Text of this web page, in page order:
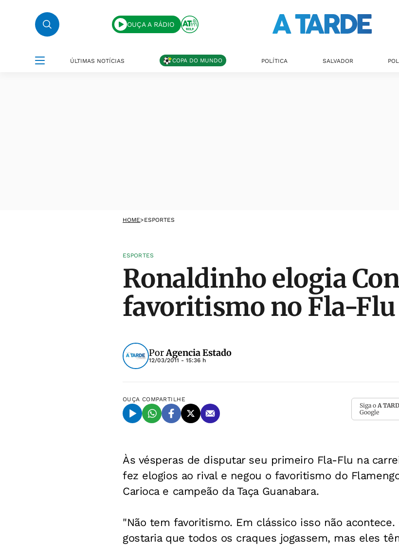
OUÇA A RÁDIO
ÚLTIMAS NOTÍCIAS COPA DO MUNDO POLÍTICA SALVADOR
HOME>ESPORTES
ESPORTES
Ronaldinho elogia
favoritismo no Fla-Flu
PorAgencia Estado
12/03/2011 - 15:36 h
OUÇA COMPARTILHE
Siga o A
Google
Às vésperas de disputar seu primeiro Fla-Flu na
fez elogios ao rival e negou o favoritismo do
Carioca e campeão da Taça Guanabara.
"Não tem favoritismo. Em clássico isso não
gostaria que todos os craques jogassem, mas eles